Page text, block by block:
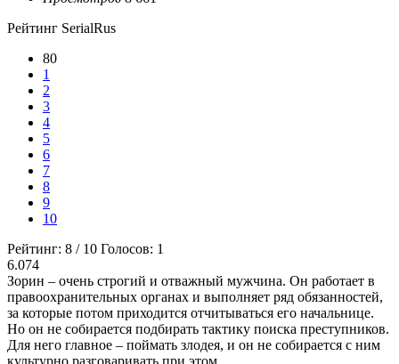
Рейтинг SerialRus
80
1
2
3
4
5
6
7
8
9
10
Рейтинг: 8 / 10 Голосов: 1
6.074
Зорин – очень строгий и отважный мужчина. Он работает в
правоохранительных органах и выполняет ряд обязанностей,
за которые потом приходится отчитываться его начальнице.
Но он не собирается подбирать тактику поиска преступников.
Для него главное – поймать злодея, и он не собирается с ним